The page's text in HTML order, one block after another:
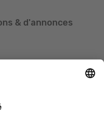
& d'annonces